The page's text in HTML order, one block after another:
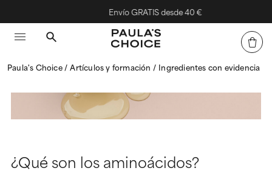
Envío GRATIS desde 40 €
Paula's Choice Artículos y formación Ingredientes con evidencia
¿Qué son los aminoácidos?